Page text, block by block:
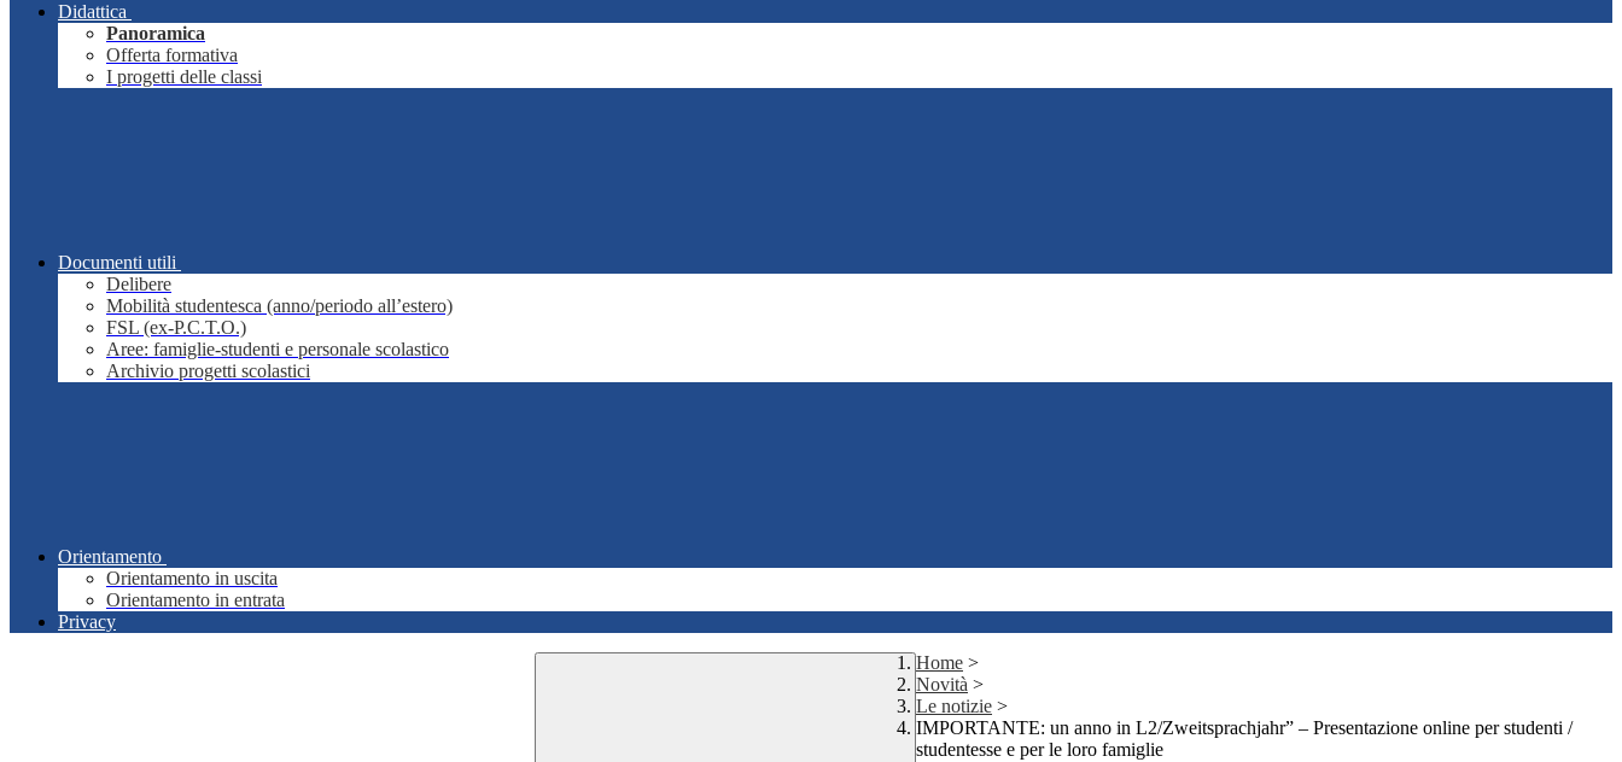
Didattica
Panoramica
Offerta formativa
I progetti delle classi
Documenti utili
Delibere
Mobilità studentesca (anno/periodo all’estero)
FSL (ex-P.C.T.O.)
Aree: famiglie-studenti e personale scolastico
Archivio progetti scolastici
Orientamento
Orientamento in uscita
Orientamento in entrata
Privacy
Home >
Novità >
Le notizie >
IMPORTANTE: un anno in L2/Zweitsprachjahr” – Presentazione online per studenti /
studentesse e per le loro famiglie